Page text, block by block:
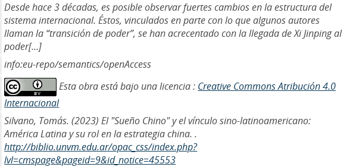
Desde hace 3 décadas, es posible observar fuertes cambios en la estructura del
sistema internacional. Éstos, vinculados en parte con lo que algunos autores
llaman la “transición de poder”, se han acrecentado con la llegada de Xi Jinping al
poder[...]
info:eu-repo/semantics/openAccess
Esta obra está bajo una licencia : Creative Commons Atribución 4.0
Internacional
Silvano, Tomás. (2023) El "Sueño Chino" y el vínculo sino-latinoamericano:
América Latina y su rol en la estrategia china. .
http://biblio.unvm.edu.ar/opac_css/index.php?
lvl=cmspage&pageid=9&id_notice=45553